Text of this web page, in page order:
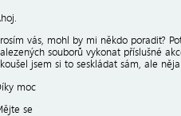
vás, mohl by mi někdo poradit?
souborů vykonat příslušné
jsem si to seskládat sám, ale
moc
se